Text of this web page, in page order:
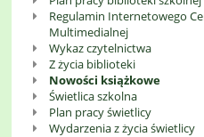
szkolnaRegulamin Internetowego
Multimedialnej
Wykaz czytelnictwa
Z życia biblioteki
Nowości książkowe
Świetlica szkolna
Plan pracy świetlicy
Wydarzenia z życia świetlicy